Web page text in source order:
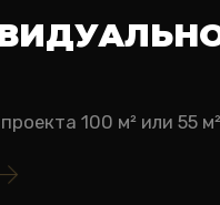
100 м² или 55 м²